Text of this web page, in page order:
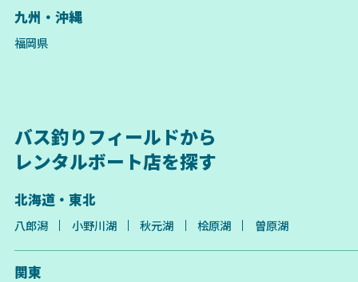
九州・沖縄
福岡県
バス釣りフィールドから
レンタルボート店を探す
北海道・東北
八郎潟 小野川湖 秋元湖 桧原湖 曽原湖
関東